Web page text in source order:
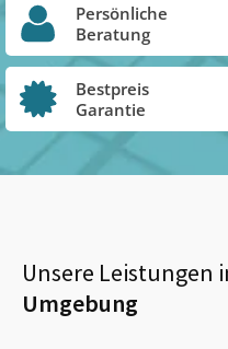
Persönliche
Beratung
Bestpreis
Garantie
Unsere Leistungen
Umgebung